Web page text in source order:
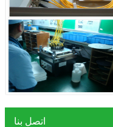
اتصل بنا